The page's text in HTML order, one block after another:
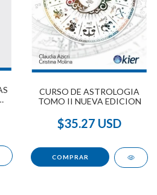
CURSO DE ASTROLOGIA
TOMO II NUEVA EDICION
$35.27 USD